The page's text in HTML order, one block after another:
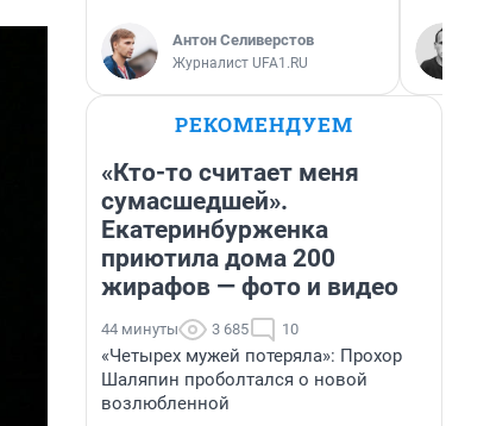
Антон Селиверстов
Журналист UFA1.RU
РЕКОМЕНДУЕМ
«Кто-то считает меня
сумасшедшей».
Екатеринбурженка
приютила дома 200
жирафов — фото и видео
44 минуты 3 685 10
«Четырех мужей потеряла»: Прохор
Шаляпин проболтался о новой
возлюбленной